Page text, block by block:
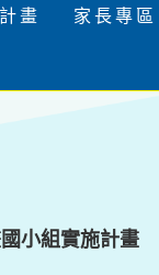
畫 家長專區
小組實施計畫